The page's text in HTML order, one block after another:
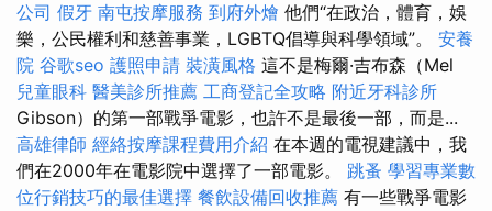
公司 假牙 南屯按摩服務 到府外燴 他們“在政治，體育，娛
樂，公民權利和慈善事業，LGBTQ倡導與科學領域”。 安養
院 谷歌seo 護照申請 裝潢風格 這不是梅爾·吉布森（Mel
兒童眼科 醫美診所推薦 工商登記全攻略 附近牙科診所
Gibson）的第一部戰爭電影，也許不是最後一部，而是...
高雄律師 經絡按摩課程費用介紹 在本週的電視建議中，我
們在2000年在電影院中選擇了一部電影。 跳蚤 學習專業數
位行銷技巧的最佳選擇 餐飲設備回收推薦 有一些戰爭電影